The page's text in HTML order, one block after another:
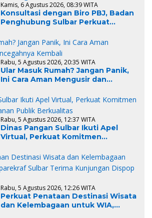
Kamis, 6 Agustus 2026, 08:39 WITA
Konsultasi dengan Biro PBJ, Badan
Penghubung Sulbar Perkuat
Rabu, 5 Agustus 2026, 20:35 WITA
Ular Masuk Rumah? Jangan Panik,
Ini Cara Aman Mengusir dan
Rabu, 5 Agustus 2026, 12:37 WITA
Dinas Pangan Sulbar Ikuti Apel
Virtual, Perkuat Komitmen
Berkualitas
Rabu, 5 Agustus 2026, 12:26 WITA
Perkuat Penataan Destinasi Wisata
dan Kelembagaan untuk WIA,